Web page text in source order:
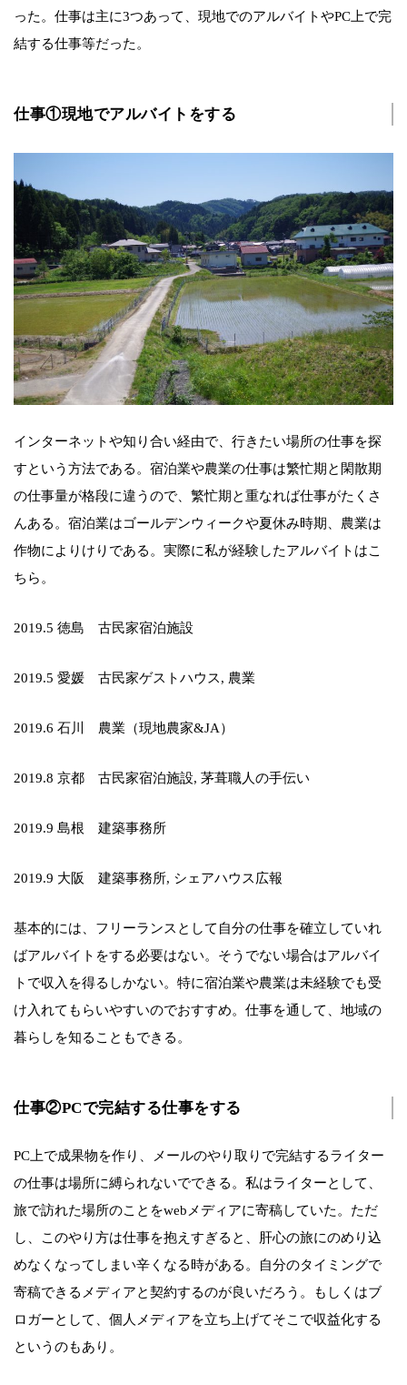
った。仕事は主に3つあって、現地でのアルバイトやPC上で完
結する仕事等だった。
仕事①現地でアルバイトをする
インターネットや知り合い経由で、行きたい場所の仕事を探
すという方法である。宿泊業や農業の仕事は繁忙期と閑散期
の仕事量が格段に違うので、繁忙期と重なれば仕事がたくさ
んある。宿泊業はゴールデンウィークや夏休み時期、農業は
作物によりけりである。実際に私が経験したアルバイトはこ
ちら。
2019.5 徳島 古民家宿泊施設
2019.5 愛媛 古民家ゲストハウス, 農業
2019.6 石川 農業（現地農家&JA）
2019.8 京都 古民家宿泊施設, 茅葺職人の手伝い
2019.9 島根 建築事務所
2019.9 大阪 建築事務所, シェアハウス広報
基本的には、フリーランスとして自分の仕事を確立していれ
ばアルバイトをする必要はない。そうでない場合はアルバイ
トで収入を得るしかない。特に宿泊業や農業は未経験でも受
け入れてもらいやすいのでおすすめ。仕事を通して、地域の
暮らしを知ることもできる。
仕事②PCで完結する仕事をする
PC上で成果物を作り、メールのやり取りで完結するライター
の仕事は場所に縛られないでできる。私はライターとして、
旅で訪れた場所のことをwebメディアに寄稿していた。ただ
し、このやり方は仕事を抱えすぎると、肝心の旅にのめり込
めなくなってしまい辛くなる時がある。自分のタイミングで
寄稿できるメディアと契約するのが良いだろう。もしくはブ
ロガーとして、個人メディアを立ち上げてそこで収益化する
というのもあり。